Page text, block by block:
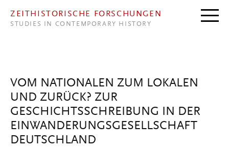
ZEITHISTORISCHE FORSCHUNGEN
STUDIES IN CONTEMPORARY HISTORY
VOM NATIONALEN ZUM LOKALEN
UND ZURÜCK? ZUR
GESCHICHTSSCHREIBUNG IN DER
EINWANDERUNGSGESELLSCHAFT
DEUTSCHLAND